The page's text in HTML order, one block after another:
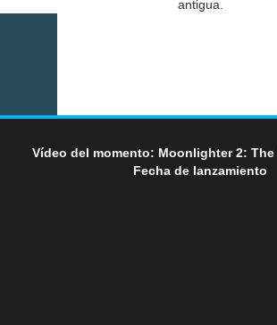
antigua.
Vídeo del momento: Moonlighter 2: The
Fecha de lanzamiento